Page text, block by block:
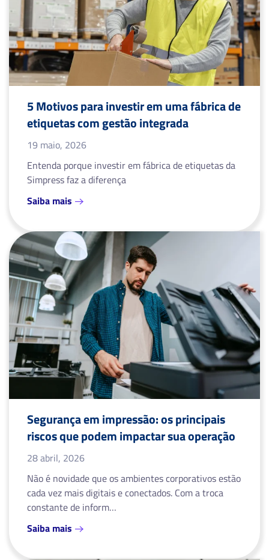
5 Motivos para investir em uma fábrica de
etiquetas com gestão integrada
19 maio, 2026
Entenda porque investir em fábrica de etiquetas da
Simpress faz a diferença
Saiba mais
Segurança em impressão: os principais
riscos que podem impactar sua operação
28 abril, 2026
Não é novidade que os ambientes corporativos estão
cada vez mais digitais e conectados. Com a troca
constante de inform…
Saiba mais